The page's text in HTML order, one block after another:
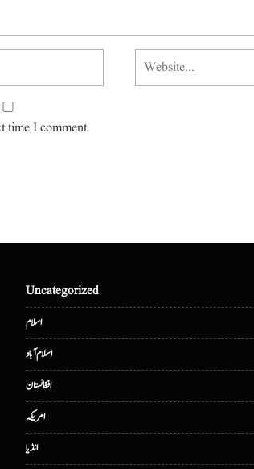
time I comment.
Uncategorized
اسلام
اسلام آباد
افغانستان
امریکہ
انڈیا